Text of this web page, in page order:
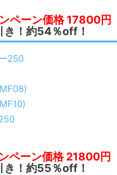
ペーン価格 17800円
！約54％off！
250
ペーン価格 21800円
！約55％off！